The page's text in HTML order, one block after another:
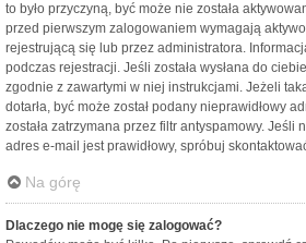
to było przyczyną, być może nie została
przed pierwszym zalogowaniem wymagają
rejestrującą się lub przez administratora.
podczas rejestracji. Jeśli została wysłana do
zgodnie z zawartymi w niej instrukcjami. Jeżeli
dotarła, być może został podany nieprawidłowy
została zatrzymana przez filtr antyspamowy. Jeśli
adres e-mail jest prawidłowy, spróbuj
Na górę
Dlaczego nie mogę się zalogować?